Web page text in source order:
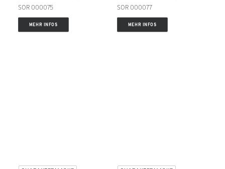
SOR 000075
MEHR INFOS
SOR 000077
MEHR INFOS